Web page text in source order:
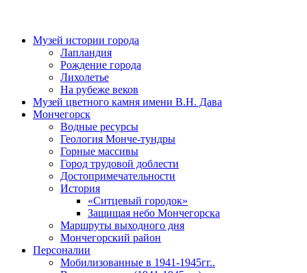
Музей истории города
Лапландия
Рождение города
Лихолетье
На рубеже веков
Музей цветного камня имени В.Н. Дава
Мончегорск
Водные ресурсы
Геология Монче-тундры
Горные массивы
Город трудовой доблести
Достопримечательности
История
«Ситцевый городок»
Защищая небо Мончегорска
Маршруты выходного дня
Мончегорский район
Персоналии
Мобилизованные в 1941-1945гг..